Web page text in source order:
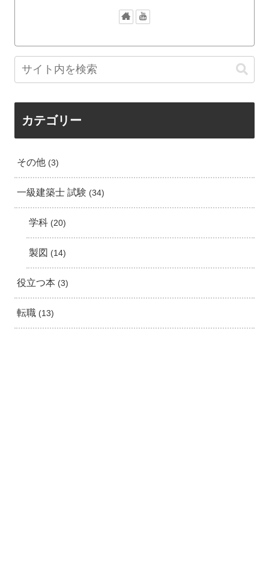
カテゴリー
その他 3
一級建築士 試験 34
学科 20
製図 14
役立つ本 3
転職 13